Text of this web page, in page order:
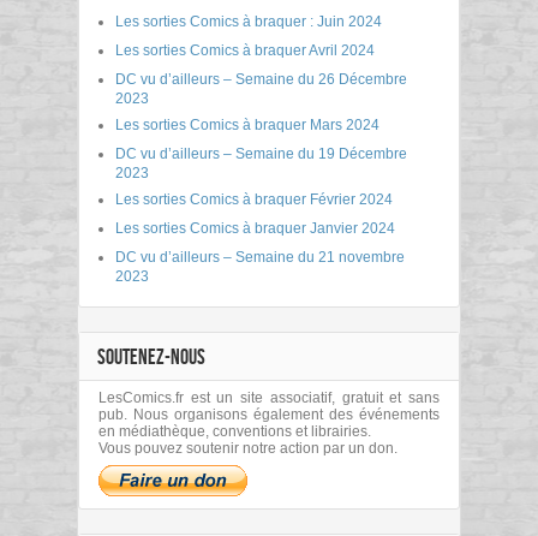
Les sorties Comics à braquer : Juin 2024
Les sorties Comics à braquer Avril 2024
DC vu d’ailleurs – Semaine du 26 Décembre
2023
Les sorties Comics à braquer Mars 2024
DC vu d’ailleurs – Semaine du 19 Décembre
2023
Les sorties Comics à braquer Février 2024
Les sorties Comics à braquer Janvier 2024
DC vu d’ailleurs – Semaine du 21 novembre
2023
SOUTENEZ-NOUS
LesComics.fr est un site associatif, gratuit et sans
pub. Nous organisons également des événements
en médiathèque, conventions et librairies.
Vous pouvez soutenir notre action par un don.